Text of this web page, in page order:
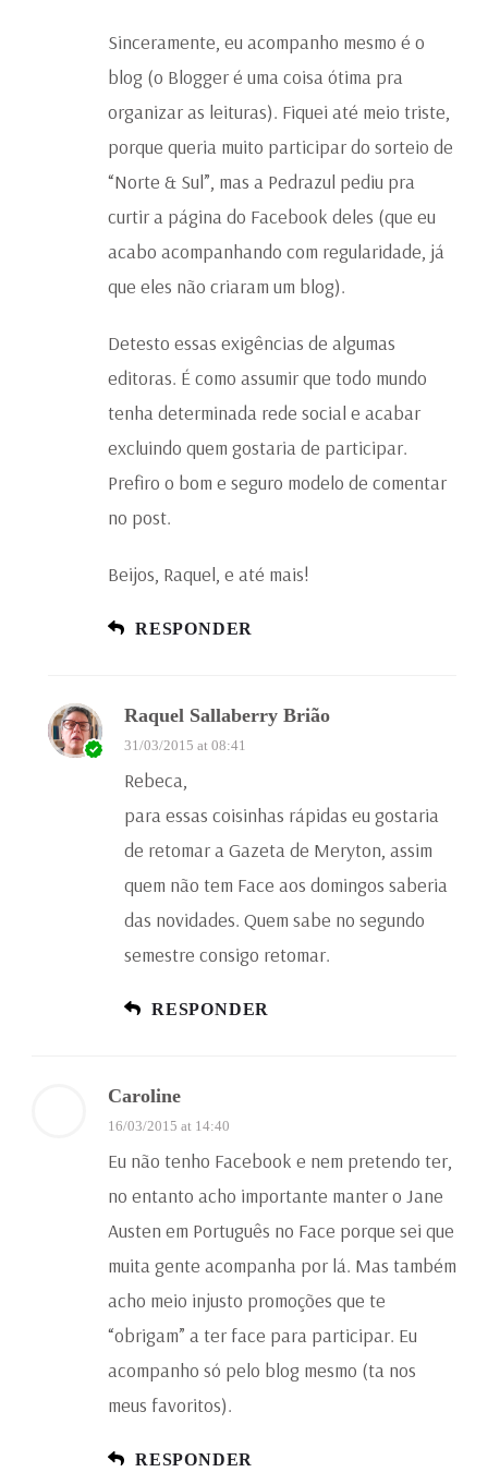
Sinceramente, eu acompanho mesmo é o
blog (o Blogger é uma coisa ótima pra
organizar as leituras). Fiquei até meio triste,
porque queria muito participar do sorteio de
“Norte & Sul”, mas a Pedrazul pediu pra
curtir a página do Facebook deles (que eu
acabo acompanhando com regularidade, já
que eles não criaram um blog).
Detesto essas exigências de algumas
editoras. É como assumir que todo mundo
tenha determinada rede social e acabar
excluindo quem gostaria de participar.
Prefiro o bom e seguro modelo de comentar
no post.
Beijos, Raquel, e até mais!
RESPONDER
Raquel Sallaberry Brião
31/03/2015 at 08:41
Rebeca,
para essas coisinhas rápidas eu gostaria
de retomar a Gazeta de Meryton, assim
quem não tem Face aos domingos saberia
das novidades. Quem sabe no segundo
semestre consigo retomar.
RESPONDER
Caroline
16/03/2015 at 14:40
Eu não tenho Facebook e nem pretendo ter,
no entanto acho importante manter o Jane
Austen em Português no Face porque sei que
muita gente acompanha por lá. Mas também
acho meio injusto promoções que te
“obrigam” a ter face para participar. Eu
acompanho só pelo blog mesmo (ta nos
meus favoritos).
RESPONDER